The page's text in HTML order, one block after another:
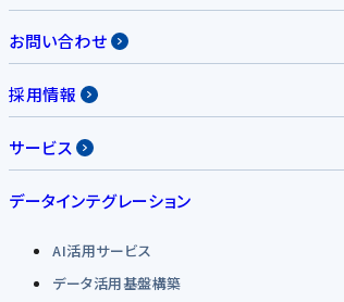
お問い合わせ
採用情報
サービス
データインテグレーション
AI活用サービス
データ活用基盤構築